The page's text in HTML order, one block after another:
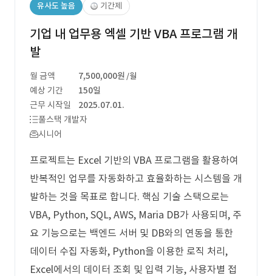
유사도 높음 기간제
기업 내 업무용 엑셀 기반 VBA 프로그램 개
발
월 금액 7,500,000원 /월
예상 기간
150일
근무 시작일
2025.07.01.
풀스택 개발자
시니어
프로젝트는 Excel 기반의 VBA 프로그램을 활용하여
반복적인 업무를 자동화하고 효율화하는 시스템을 개
발하는 것을 목표로 합니다. 핵심 기술 스택으로는
VBA, Python, SQL, AWS, Maria DB가 사용되며, 주
요 기능으로는 백엔드 서버 및 DB와의 연동을 통한
데이터 수집 자동화, Python을 이용한 로직 처리,
Excel에서의 데이터 조회 및 입력 기능, 사용자별 접